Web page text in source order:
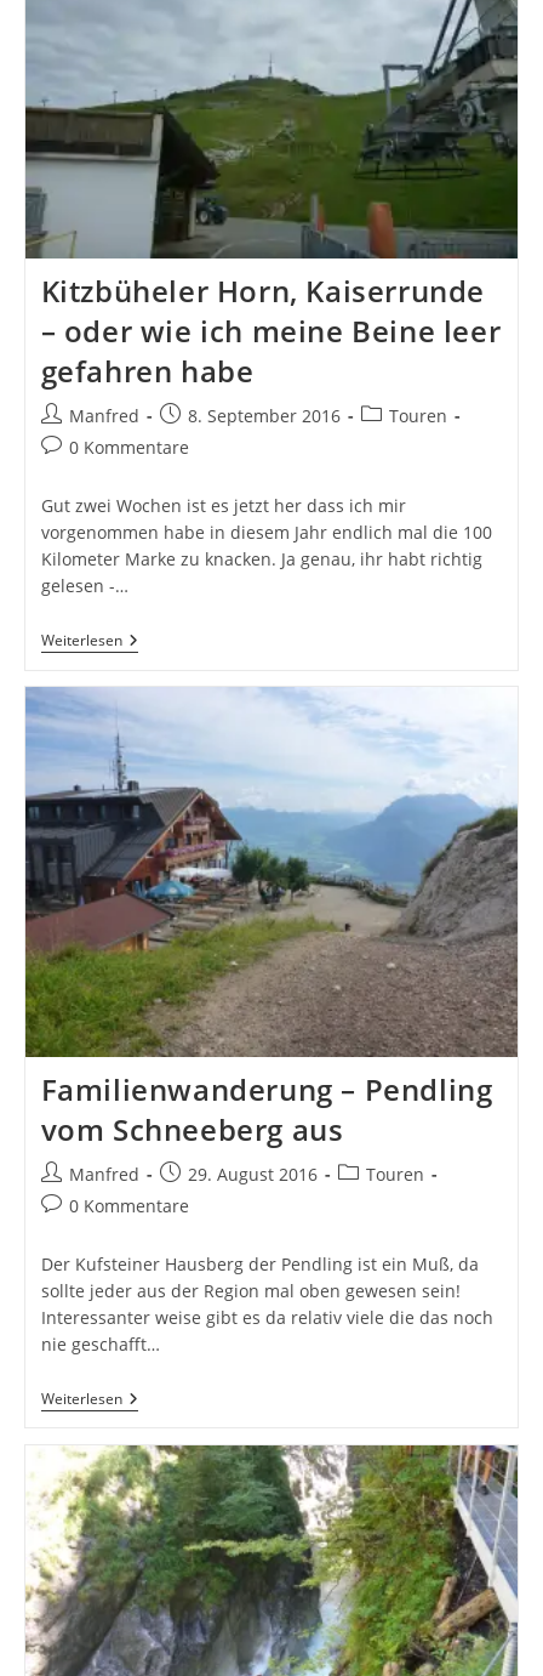
Kitzbüheler Horn, Kaiserrunde
– oder wie ich meine Beine leer
gefahren habe
Beitrags-
Autor:
Manfred
Beitrag
veröffentlicht:
8. September 2016
Beitrags-
Touren
Beitrags-
0 Kommentare
Gut zwei Wochen ist es jetzt her dass ich mir
vorgenommen habe in diesem Jahr endlich mal die 100
Kilometer Marke zu knacken. Ja genau, ihr habt richtig
gelesen -…
WeiterlesenKitzbüheler
Horn,
Oder
Wie
Ich
Meine
Beine
Leer
Gefahren
Habe
Familienwanderung – Pendling
vom Schneeberg aus
Beitrags-
Autor:
Manfred
Beitrag
veröffentlicht:
29. August 2016
Beitrags-
Touren
Beitrags-
0 Kommentare
Der Kufsteiner Hausberg der Pendling ist ein Muß, da
sollte jeder aus der Region mal oben gewesen sein!
Interessanter weise gibt es da relativ viele die das noch
nie geschafft…
WeiterlesenFamilienwanderung
–
Vom
Schneeberg
Aus